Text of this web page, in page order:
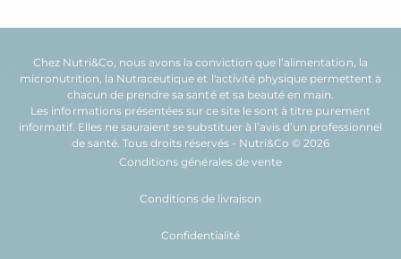
Chez Nutri&Co, nous avons la conviction que l’alimentation , la
micronutrition , la Nutraceutique et l'activité physiquepermettent à
chacun de prendre sasantéet sa beautéen main.
Les informations présentées sur ce site le sont à titre purement
informatif. Elles ne sauraient se substituer à l’avis d’un professionnel
de santé. Tous droits réservés - Nutri&Co © 2026
Conditions générales de vente
Conditions de livraison
Confidentialité